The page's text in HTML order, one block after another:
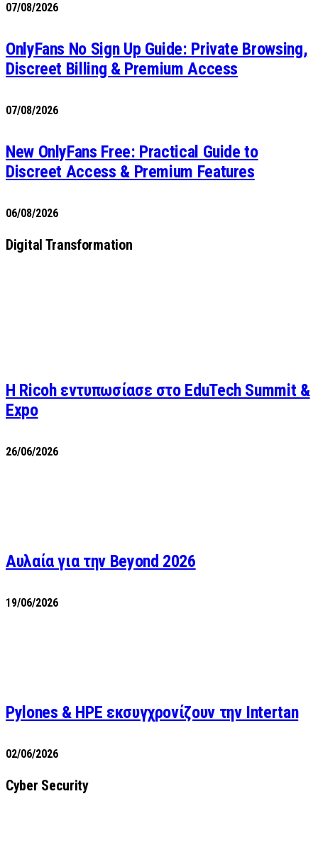
07/08/2026
OnlyFans No Sign Up Guide: Private Browsing,
Discreet Billing & Premium Access
07/08/2026
New OnlyFans Free: Practical Guide to
Discreet Access & Premium Features
06/08/2026
Digital Transformation
Η Ricoh εντυπωσίασε στο EduTech Summit &
Expo
26/06/2026
Αυλαία για την Beyond 2026
19/06/2026
Pylones & HPE εκσυγχρονίζουν την Intertan
02/06/2026
Cyber Security